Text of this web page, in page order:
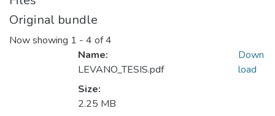
Original bundle
Now showing 1 - 4 of 4
Name:
LEVANO_TESIS.pdf
Size:
2.25 MB
Down
load